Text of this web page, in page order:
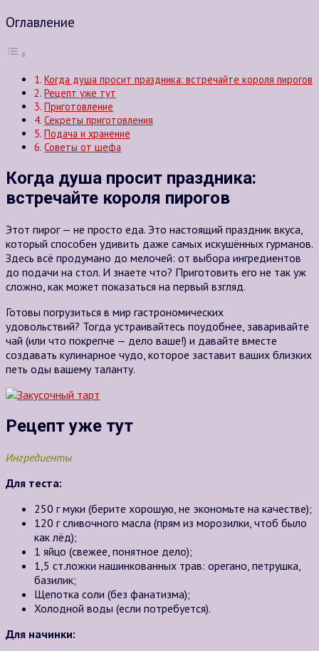
Оглавление
Когда душа просит праздника: встречайте короля пирогов
Рецепт уже тут
Приготовление
Секреты приготовления
Подача и хранение
Советы от шефа
Когда душа просит праздника:
встречайте короля пирогов
Этот пирог — не просто еда. Это настоящий праздник вкуса,
который способен удивить даже самых искушённых гурманов.
Здесь всё продумано до мелочей: от выбора ингредиентов
до подачи на стол. И знаете что? Приготовить его не так уж
сложно, как может показаться на первый взгляд.
Готовы погрузиться в мир гастрономических
удовольствий? Тогда устраивайтесь поудобнее, заваривайте
чай (или что покрепче — дело ваше!) и давайте вместе
создавать кулинарное чудо, которое заставит ваших близких
петь оды вашему таланту.
Рецепт уже тут
Ингредиенты
Для теста:
250 г муки (берите хорошую, не экономьте на качестве);
120 г сливочного масла (прям из морозилки, чтоб было
как лёд);
1 яйцо (свежее, понятное дело);
1,5 ст.ложки нашинкованных трав: орегано, петрушка,
базилик;
Щепотка соли (без фанатизма);
Холодной воды (если потребуется).
Для начинки: